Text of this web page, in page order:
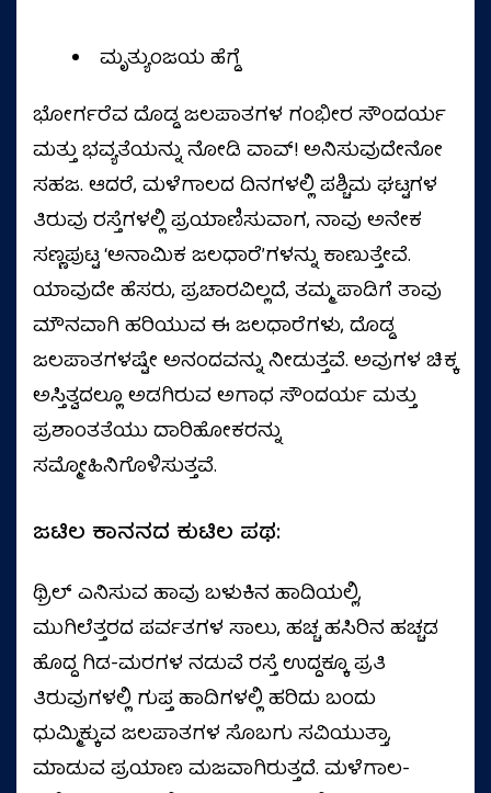
ಮೃತ್ಯುಂಜಯ ಹೆಗ್ಡೆ
ಭೋರ್ಗರೆವ ದೊಡ್ಡ ಜಲಪಾತಗಳ ಗಂಭೀರ ಸೌಂದರ್ಯ
ಮತ್ತು ಭವ್ಯತೆಯನ್ನು ನೋಡಿ ವಾವ್! ಅನಿಸುವುದೇನೋ
ಸಹಜ. ಆದರೆ, ಮಳೆಗಾಲದ ದಿನಗಳಲ್ಲಿ ಪಶ್ಚಿಮ ಘಟ್ಟಗಳ
ತಿರುವು ರಸ್ತೆಗಳಲ್ಲಿ ಪ್ರಯಾಣಿಸುವಾಗ, ನಾವು ಅನೇಕ
ಸಣ್ಣಪುಟ್ಟ ‘ಅನಾಮಿಕ ಜಲಧಾರೆ’ಗಳನ್ನು ಕಾಣುತ್ತೇವೆ.
ಯಾವುದೇ ಹೆಸರು, ಪ್ರಚಾರವಿಲ್ಲದೆ, ತಮ್ಮ ಪಾಡಿಗೆ ತಾವು
ಮೌನವಾಗಿ ಹರಿಯುವ ಈ ಜಲಧಾರೆಗಳು, ದೊಡ್ಡ
ಜಲಪಾತಗಳಷ್ಟೇ ಅನಂದವನ್ನು ನೀಡುತ್ತವೆ. ಅವುಗಳ ಚಿಕ್ಕ
ಅಸ್ತಿತ್ವದಲ್ಲೂ ಅಡಗಿರುವ ಅಗಾಧ ಸೌಂದರ್ಯ ಮತ್ತು
ಪ್ರಶಾಂತತೆಯು ದಾರಿಹೋಕರನ್ನು
ಸಮ್ಮೋಹಿನಿಗೊಳಿಸುತ್ತವೆ.
ಜಟಿಲ ಕಾನನದ ಕುಟಿಲ ಪಥ:
ಥ್ರಿಲ್ ಎನಿಸುವ ಹಾವು ಬಳುಕಿನ ಹಾದಿಯಲ್ಲಿ,
ಮುಗಿಲೆತ್ತರದ ಪರ್ವತಗಳ ಸಾಲು, ಹಚ್ಚ ಹಸಿರಿನ ಹಚ್ಚಡ
ಹೊದ್ದ ಗಿಡ-ಮರಗಳ ನಡುವೆ ರಸ್ತೆ ಉದ್ದಕ್ಕೂ ಪ್ರತಿ
ತಿರುವುಗಳಲ್ಲಿ ಗುಪ್ತ ಹಾದಿಗಳಲ್ಲಿ ಹರಿದು ಬಂದು
ಧುಮ್ಮಿಕ್ಕುವ ಜಲಪಾತಗಳ ಸೊಬಗು ಸವಿಯುತ್ತಾ,
ಮಾಡುವ ಪ್ರಯಾಣ ಮಜವಾಗಿರುತ್ತದೆ. ಮಳೆಗಾಲ-